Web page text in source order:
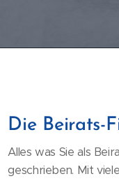
Die Beirats-
Alles was Sie als
geschrieben. Mit